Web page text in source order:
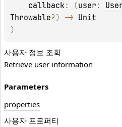
callback: (user :
Throwable?) -> Unit
)
사용자 정보 조회
Retrieve user information
Parameters
properties
사용자 프로퍼티